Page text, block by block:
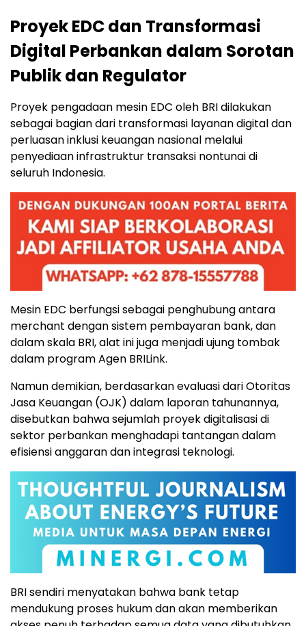
Proyek EDC dan Transformasi
Digital Perbankan dalam Sorotan
Publik dan Regulator
Proyek pengadaan mesin EDC oleh BRI dilakukan
sebagai bagian dari transformasi layanan digital dan
perluasan inklusi keuangan nasional melalui
penyediaan infrastruktur transaksi nontunai di
seluruh Indonesia.
Mesin EDC berfungsi sebagai penghubung antara
merchant dengan sistem pembayaran bank, dan
dalam skala BRI, alat ini juga menjadi ujung tombak
dalam program Agen BRILink.
Namun demikian, berdasarkan evaluasi dari Otoritas
Jasa Keuangan (OJK) dalam laporan tahunannya,
disebutkan bahwa sejumlah proyek digitalisasi di
sektor perbankan menghadapi tantangan dalam
efisiensi anggaran dan integrasi teknologi.
BRI sendiri menyatakan bahwa bank tetap
mendukung proses hukum dan akan memberikan